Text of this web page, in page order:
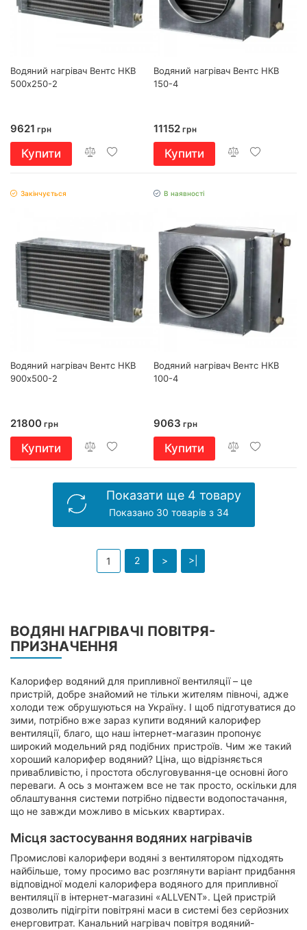
Водяний нагрівач Вентс НКВ
500х250-2
9621 грн
Купити
Водяний нагрівач Вентс НКВ
150-4
11152 грн
Купити
Закінчується
Водяний нагрівач Вентс НКВ
900х500-2
21800 грн
Купити
В наявності
Водяний нагрівач Вентс НКВ
100-4
9063 грн
Купити
Показати ще 4 товару
Показано 30 товарів з 34
1 2 > >|
ВОДЯНІ НАГРІВАЧІ ПОВІТРЯ-
ПРИЗНАЧЕННЯ
Калорифер водяний для припливної вентиляції – це
пристрій, добре знайомий не тільки жителям півночі, адже
холоди теж обрушуються на Україну. І щоб підготуватися до
зими, потрібно вже зараз купити водяний калорифер
вентиляції, благо, що наш інтернет-магазин пропонує
широкий модельний ряд подібних пристроїв. Чим же такий
хороший калорифер водяний? Ціна, що відрізняється
привабливістю, і простота обслуговування-це основні його
переваги. А ось з монтажем все не так просто, оскільки для
облаштування системи потрібно підвести водопостачання,
що не завжди можливо в міських квартирах.
Місця застосування водяних нагрівачів
Промислові калорифери водяні з вентилятором підходять
найбільше, тому просимо вас розглянути варіант придбання
відповідної моделі калорифера водяного для припливної
вентиляції в інтернет-магазині «ALLVENT». Цей пристрій
дозволить підігріти повітряні маси в системі без серйозних
енерговитрат. Канальний нагрівач повітря водяний-